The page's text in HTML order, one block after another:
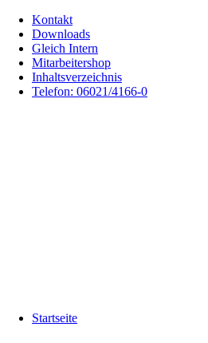
Kontakt
Downloads
Gleich Intern
Mitarbeitershop
Inhaltsverzeichnis
Telefon: 06021/4166-0
Startseite